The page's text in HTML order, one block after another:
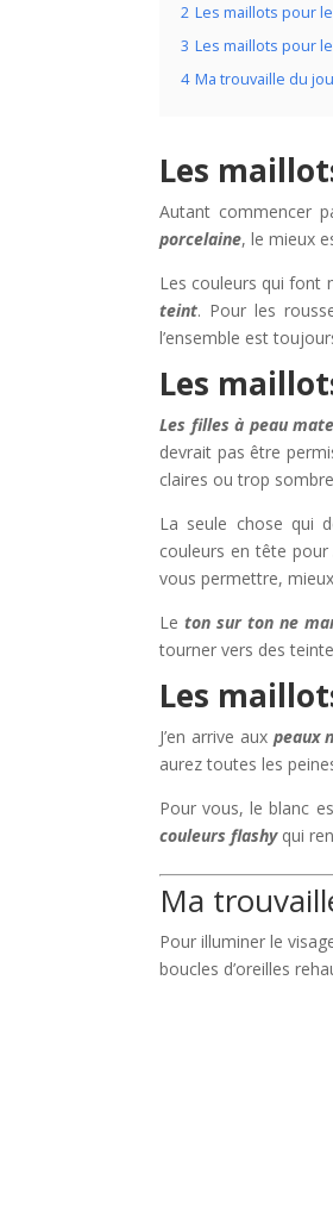
2 Les maillots pour
3 Les maillots pour
4 Ma trouvaille du
Les
Autant commencer
porcelaine, le mieux
Les couleurs qui font
teint. Pour les
l’ensemble est
Les
Les fillesà peau mate
devrait pas être
claires ou trop
La seule chose qui
couleurs en tête pour
vous permettre,
Leton sur ton ne
tourner vers des
Les
J’en arrive aux peaux
aurez toutes les
Pour vous, le blanc
couleurs flashyqui
Ma
Pour illuminer le
boucles d’oreilles